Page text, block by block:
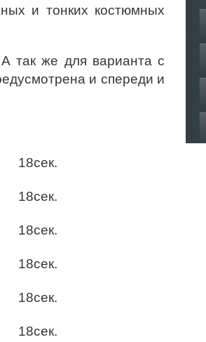
и тонких костюмных
так же для варианта с
и спереди и
17сек.
17сек.
17сек.
17сек.
17сек.
17сек.